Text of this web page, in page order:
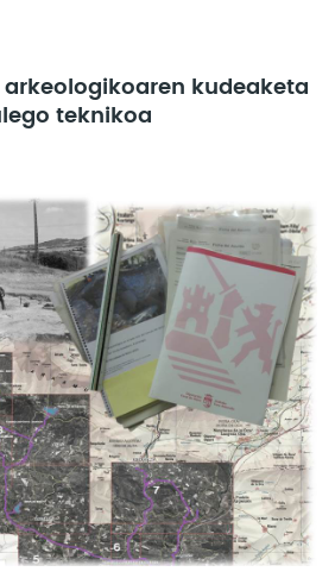
kudeaketa
teknikoa